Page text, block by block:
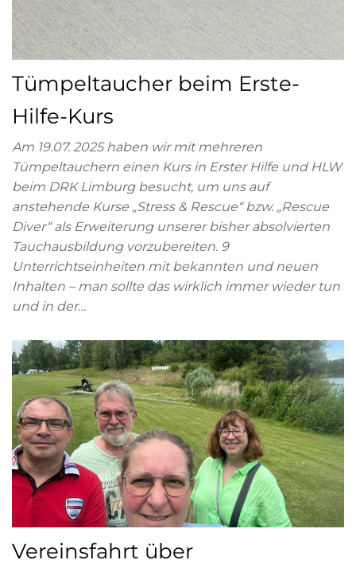
Tümpeltaucher beim Erste-
Hilfe-Kurs
Am 19.07. 2025 haben wir mit mehreren
Tümpeltauchern einen Kurs in Erster Hilfe und HLW
beim DRK Limburg besucht, um uns auf
anstehende Kurse „Stress & Rescue“ bzw. „Rescue
Diver“ als Erweiterung unserer bisher absolvierten
Tauchausbildung vorzubereiten. 9
Unterrichtseinheiten mit bekannten und neuen
Inhalten – man sollte das wirklich immer wieder tun
und in der…
Vereinsfahrt über